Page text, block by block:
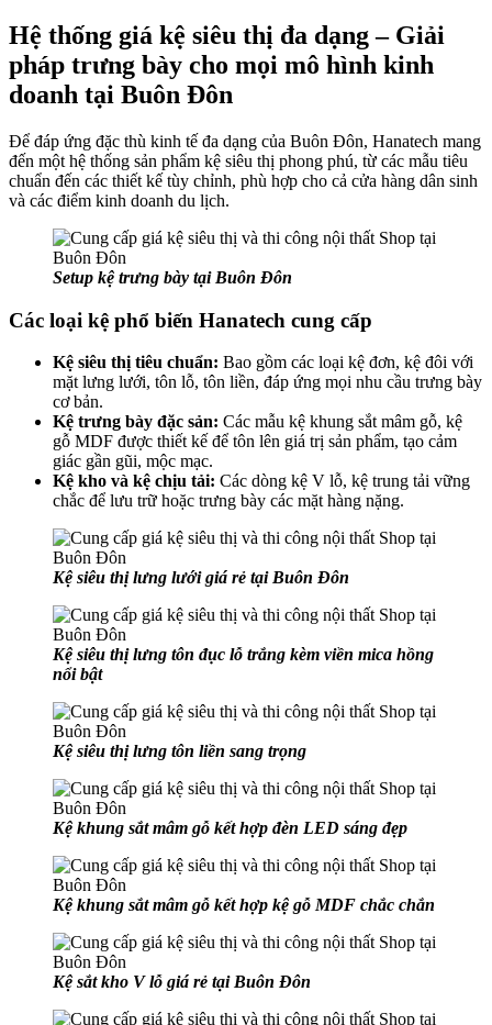
Hệ thống giá kệ siêu thị đa dạng – Giải
pháp trưng bày cho mọi mô hình kinh
doanh tại Buôn Đôn
Để đáp ứng đặc thù kinh tế đa dạng của Buôn Đôn, Hanatech mang
đến một hệ thống sản phẩm kệ siêu thị phong phú, từ các mẫu tiêu
chuẩn đến các thiết kế tùy chỉnh, phù hợp cho cả cửa hàng dân sinh
và các điểm kinh doanh du lịch.
Setup kệ trưng bày tại Buôn Đôn
Các loại kệ phổ biến Hanatech cung cấp
Kệ siêu thị tiêu chuẩn: Bao gồm các loại kệ đơn, kệ đôi với
mặt lưng lưới, tôn lỗ, tôn liền, đáp ứng mọi nhu cầu trưng bày
cơ bản.
Kệ trưng bày đặc sản: Các mẫu kệ khung sắt mâm gỗ, kệ
gỗ MDF được thiết kế để tôn lên giá trị sản phẩm, tạo cảm
giác gần gũi, mộc mạc.
Kệ kho và kệ chịu tải: Các dòng kệ V lỗ, kệ trung tải vững
chắc để lưu trữ hoặc trưng bày các mặt hàng nặng.
Kệ siêu thị lưng lưới giá rẻ tại Buôn Đôn
Kệ siêu thị lưng tôn đục lỗ trắng kèm viền mica hồng
nổi bật
Kệ siêu thị lưng tôn liền sang trọng
Kệ khung sắt mâm gỗ kết hợp đèn LED sáng đẹp
Kệ khung sắt mâm gỗ kết hợp kệ gỗ MDF chắc chắn
Kệ sắt kho V lỗ giá rẻ tại Buôn Đôn